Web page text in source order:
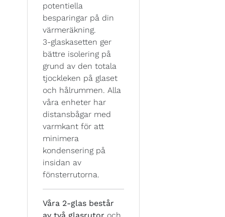
potentiella
besparingar på din
värmeräkning.
3-glaskasetten ger
bättre isolering på
grund av den totala
tjockleken på glaset
och hålrummen. Alla
våra enheter har
distansbågar med
varmkant för att
minimera
kondensering på
insidan av
fönsterrutorna.
Våra 2-glas består